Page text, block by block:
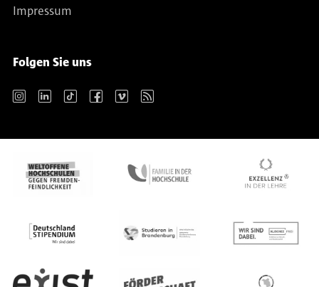
Impressum
Folgen Sie uns
Instagram LinkedIn TikTok Facebook Vimeo RSS